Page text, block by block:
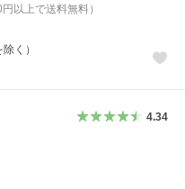
円以上で送料無料）
く）
4.34